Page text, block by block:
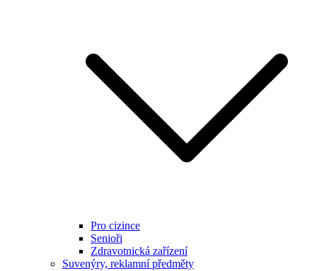
Pro cizince
Senioři
Zdravotnická zařízení
Suvenýry, reklamní předměty